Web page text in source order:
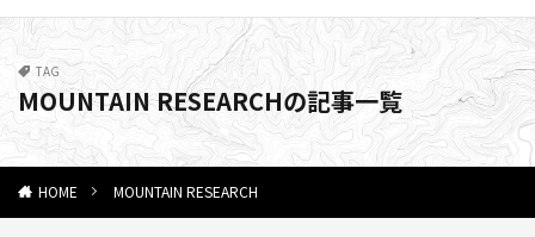
TAG
MOUNTAIN RESEARCHの記事一覧
HOME MOUNTAIN RESEARCH